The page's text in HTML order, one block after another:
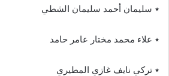
٭ سليمان أحمد سليمان الشطي
٭ علاء محمد مختار عامر حامد
٭ تركي نايف غازي المطيري